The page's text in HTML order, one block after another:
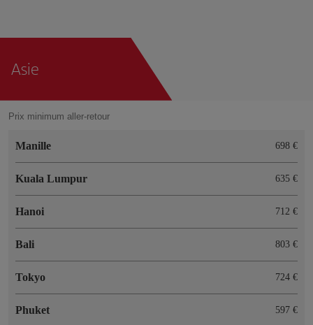
Asie
Prix minimum aller-retour
Manille 698 €
Kuala Lumpur 635 €
Hanoi 712 €
Bali 803 €
Tokyo 724 €
Phuket 597 €